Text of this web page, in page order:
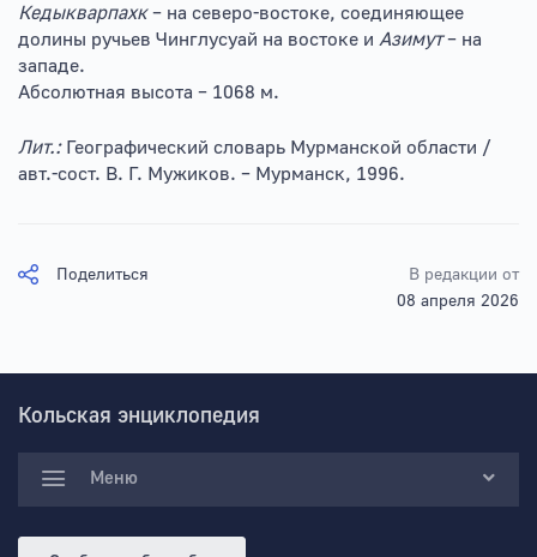
Кедыкварпахк– на северо-востоке, соединяющее
долины ручьев Чинглусуай на востоке и Азимут– на
западе.
Абсолютная высота – 1068 м.
Лит.: Географический словарь Мурманской области /
авт.-сост. В. Г. Мужиков. – Мурманск, 1996.
Поделиться
В редакции от
08 апреля 2026
Кольская энциклопедия
Меню